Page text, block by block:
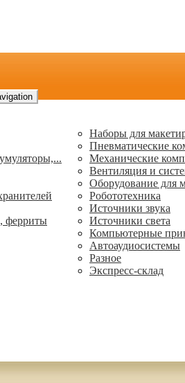
ферриты
Наборы для
Пневматические
Механические
Вентиляция и
Оборудование для
Робототехника
Источники звука
Источники света
Компьютерные
Автоаудиосистемы
Разное
Экспресс-склад